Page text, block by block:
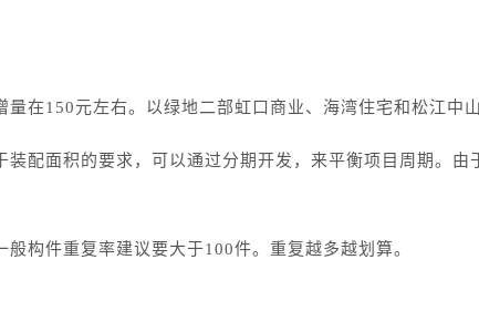
在150元左右。以绿地二部虹口商业、海湾住宅和松江中
装配面积的要求，可以通过分期开发，来平衡项目周期。
构件重复率建议要大于100件。重复越多越划算。